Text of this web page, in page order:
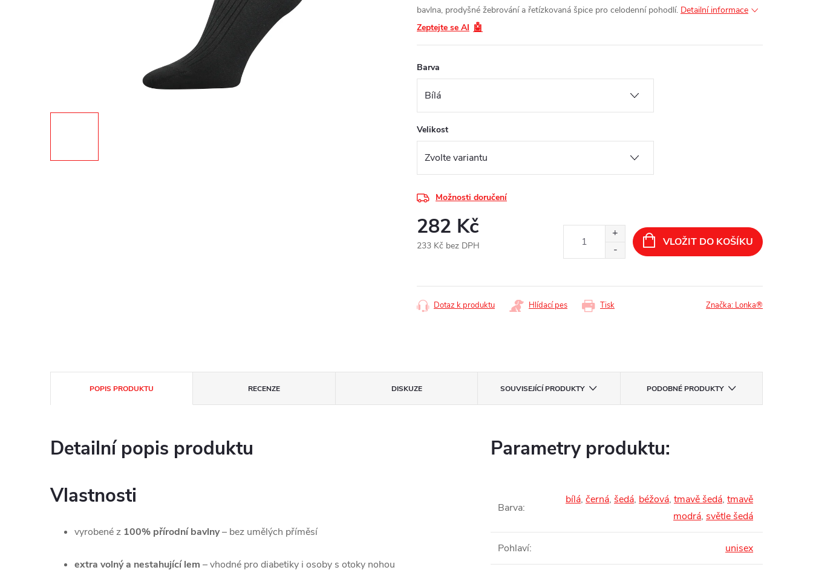
bavlna, prodyšné žebrování a řetízkovaná špice pro celodenní pohodlí. Detailní informace
Zeptejte se AI 🤖
Barva
Velikost
Možnosti doručení
282 Kč
233 Kč bez DPH
VLOŽIT DO KOŠÍKU
Tisk
Dotaz k produktu Hlídací pes Značka: Lonka®
POPIS PRODUKTU RECENZE DISKUZE SOUVISEJÍCÍ PRODUKTY PODOBNÉ PRODUKTY
Detailní popis produktu
Vlastnosti
vyrobené z 100% přírodní bavlny– bez umělých příměsí
extra volný a nestahující lem – vhodné pro diabetiky i osoby s otoky nohou
Parametry produktu:
Barva:
bílá, černá, šedá, béžová, tmavě šedá, tmavě
modrá, světle šedá
Pohlaví: unisex